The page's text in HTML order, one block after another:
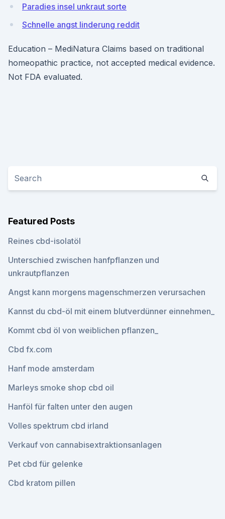
Paradies insel unkraut sorte
Schnelle angst linderung reddit
Education – MediNatura Claims based on traditional
homeopathic practice, not accepted medical evidence.
Not FDA evaluated.
Featured Posts
Reines cbd-isolatöl
Unterschied zwischen hanfpflanzen und
unkrautpflanzen
Angst kann morgens magenschmerzen verursachen
Kannst du cbd-öl mit einem blutverdünner einnehmen_
Kommt cbd öl von weiblichen pflanzen_
Cbd fx.com
Hanf mode amsterdam
Marleys smoke shop cbd oil
Hanföl für falten unter den augen
Volles spektrum cbd irland
Verkauf von cannabisextraktionsanlagen
Pet cbd für gelenke
Cbd kratom pillen